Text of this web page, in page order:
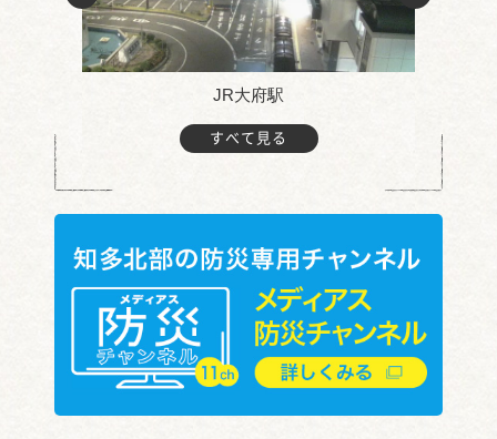
JR大府駅
すべて見る